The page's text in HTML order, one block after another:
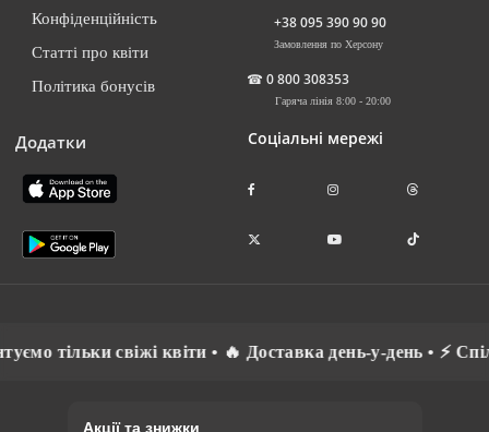
Конфіденційність
Статті про квіти
Політика бонусів
Додатки
+38 095 390 90 90
Замовлення по Херсону
☎ 0 800 308353
Гаряча лінія 8:00 - 20:00
Соціальні мережі
🔥 Доставка день-у-день • ⚡ Спілкуємось рідною
Акції та знижки